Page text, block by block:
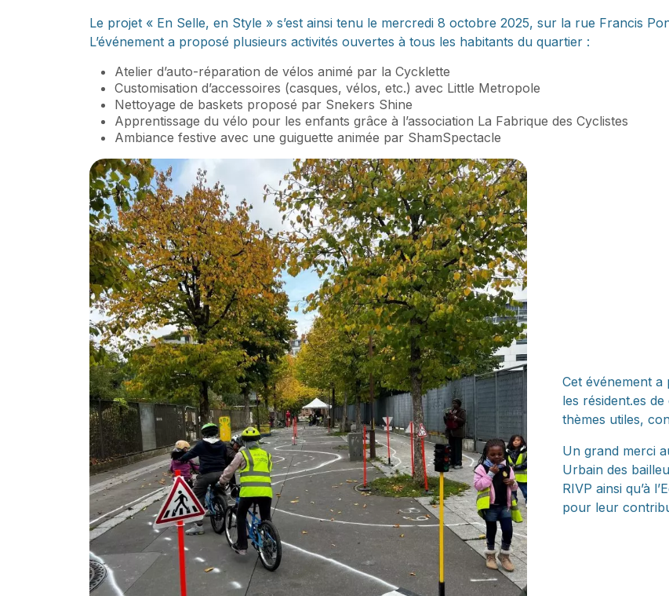
Le projet « En Selle, en Style » s’est ainsi tenu le mercredi 8 octobre 2025, sur la rue Francis
L’événement a proposé plusieurs activités ouvertes à tous les habitants du quartier :
Atelier d’auto-réparation de vélos animé par la Cycklette
Customisation d’accessoires (casques, vélos, etc.) avec Little Metropole
Nettoyage de baskets proposé par Snekers Shine
Apprentissage du vélo pour les enfants grâce à l’association La Fabrique des Cyclistes
Ambiance festive avec une guiguette animée par ShamSpectacle
Cet événement
les résident.es
thèmes utiles,
Un grand merci
Urbain des
RIVP ainsi qu’à
pour leur